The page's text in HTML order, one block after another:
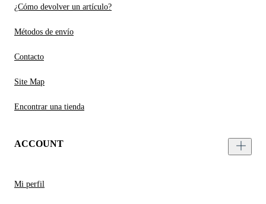
¿Cómo devolver un artículo?
Métodos de envío
Contacto
Site Map
Encontrar una tienda
ACCOUNT
Mi perfil